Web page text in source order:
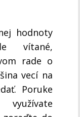
hodnoty
vítané,
rade o
vecí na
Poruke